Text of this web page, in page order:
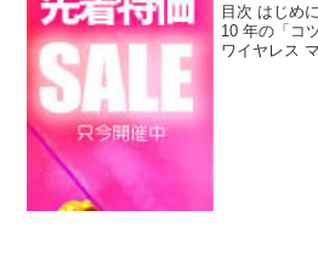
目次 はじめ
10 年の「コ
ワイヤレス